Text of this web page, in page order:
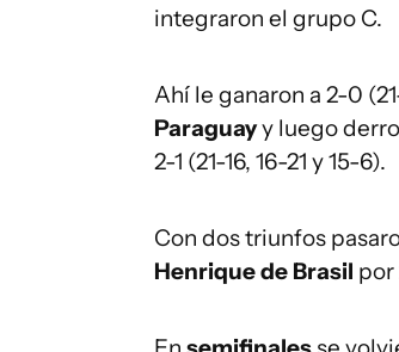
integraron el grupo C.
Ahí le ganaron a 2-0
Paraguayy luego
2-1 (21-16, 16-21 y 15-6).
Con dos triunfos
Henrique de Brasil por